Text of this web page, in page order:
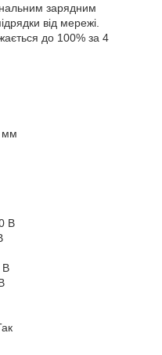
зарядним
від мережі.
до 100% за 4
мм
B
B